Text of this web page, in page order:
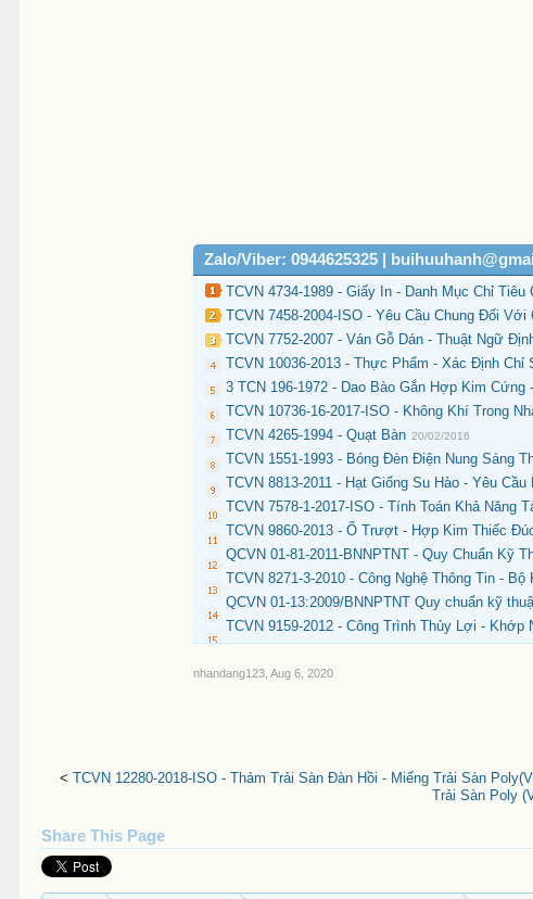
Zalo/Viber: 0944625325 |
TCVN 4734-1989 - Giấy In - Danh Mục Chỉ Tiêu
TCVN 7458-2004-ISO - Yêu Cầu Chung Đối
TCVN 7752-2007 - Ván Gỗ Dán - Thuật Ngữ
TCVN 10036-2013 - Thực Phẩm - Xác Định
3 TCN 196-1972 - Dao Bào Gắn Hợp Kim
TCVN 10736-16-2017-ISO - Không Khí Trong
TCVN 4265-1994 - Quạt Bàn 20/02/2016
TCVN 1551-1993 - Bóng Đèn Điện Nung Sáng
TCVN 8813-2011 - Hạt Giống Su Hào - Yêu Cầu
TCVN 7578-1-2017-ISO - Tính Toán Khả Năng
TCVN 9860-2013 - Ổ Trượt - Hợp Kim Thiếc
QCVN 01-81-2011-BNNPTNT - Quy Chuẩn Kỹ
TCVN 8271-3-2010 - Công Nghệ Thông Tin -
QCVN 01-13:2009/BNNPTNT Quy chuẩn kỹ
TCVN 9159-2012 - Công Trình Thủy Lợi - Khớp
nhandang123 Aug 6, 2020
< TCVN 12280-2018-ISO - Thảm Trải Sàn Đàn Hồi - Miếng Trải Sàn
Trải Sàn Poly
Share This Page